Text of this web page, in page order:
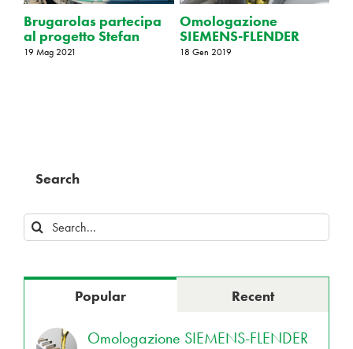
FLENDER
Brugarolas partecipa
al Progetto HiEfBe
al Progetto
Search
Search
Popular Recent
Omologazione SIEMENS-FLENDER